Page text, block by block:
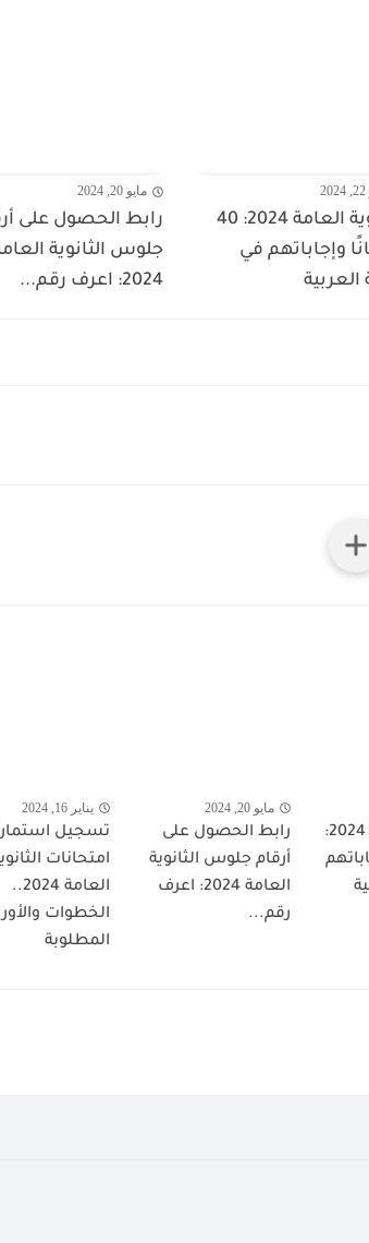
الثانوية العامة 2024: 40
وإجاباتهم في
العربية
مايو 20, 2024
رابط الحصول على
جلوس الثانوية
2024: اعرف رقم...
الثانوية العامة 2024:
مايو 20, 2024
رابط الحصول على
أرقام جلوس الثانوية
العامة 2024: اعرف
رقم...
يناير 16, 2024
تسجيل
امتحانات
العامة 2024..
الخطوات
المطلوبة